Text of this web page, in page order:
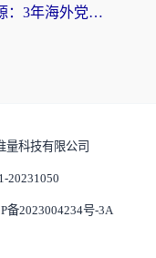
北美回国无缝访问国内资源：3年海外党亲测的加速器选择指南
量科技有限公司
20231050
备2023004234号-3A